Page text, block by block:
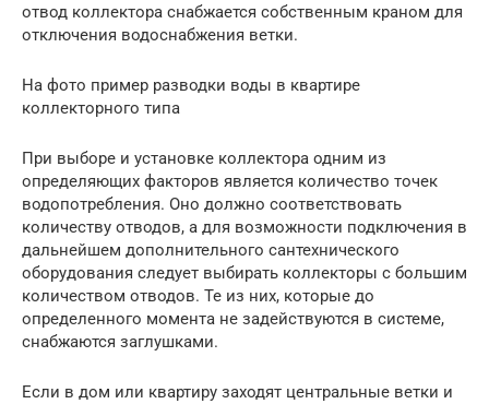
отвод коллектора снабжается собственным краном для
отключения водоснабжения ветки.
На фото пример разводки воды в квартире
коллекторного типа
При выборе и установке коллектора одним из
определяющих факторов является количество точек
водопотребления. Оно должно соответствовать
количеству отводов, а для возможности подключения в
дальнейшем дополнительного сантехнического
оборудования следует выбирать коллекторы с большим
количеством отводов. Те из них, которые до
определенного момента не задействуются в системе,
снабжаются заглушками.
Если в дом или квартиру заходят центральные ветки и